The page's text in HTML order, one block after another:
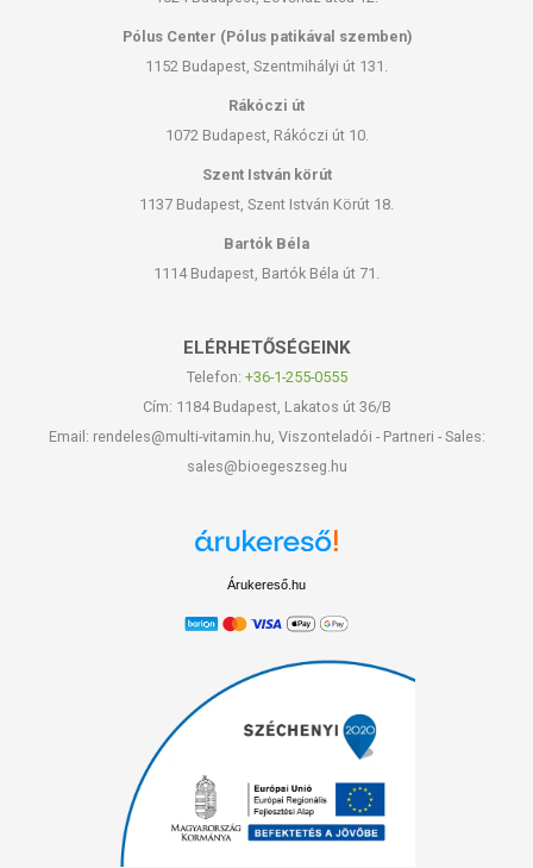
Pólus Center (Pólus patikával szemben)
1152 Budapest, Szentmihályi út 131.
Rákóczi út
1072 Budapest, Rákóczi út 10.
Szent István körút
1137 Budapest, Szent István Körút 18.
Bartók Béla
1114 Budapest, Bartók Béla út 71.
ELÉRHETŐSÉGEINK
Telefon: +36-1-255-0555
Cím: 1184 Budapest, Lakatos út 36/B
Email: rendeles@multi-vitamin.hu, Viszonteladói - Partneri - Sales:
sales@bioegeszseg.hu
Árukereső.hu